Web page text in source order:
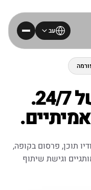
עב
פרסום ברמה של 24/7.
תוכן, פרסום בקופה,
וגישת שיתוף